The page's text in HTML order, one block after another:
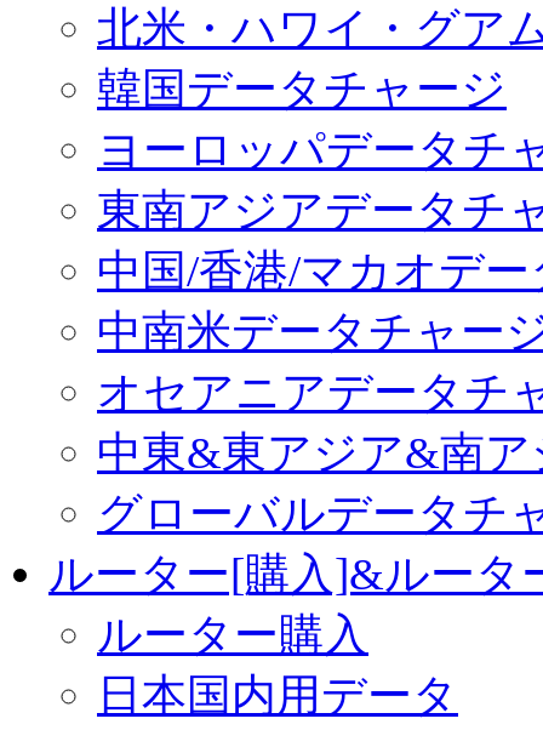
北米・ハワイ・グア
韓国データチャージ
ヨーロッパデータチ
東南アジアデータチ
中国/香港/マカオデ
中南米データチャー
オセアニアデータチ
中東&東アジア&南
グローバルデータチ
ルーター[購入]&ルータ
ルーター購入
日本国内用データ